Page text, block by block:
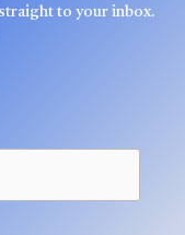
to your inbox.